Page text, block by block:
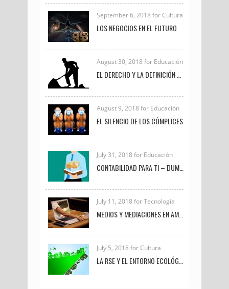
September 6, 2018 for Cultura
LOS NEGOCIOS EN EL FUTURO
August 30, 2018 for Educación
August 9, 2018 for Educación
EL SILENCIO DE LOS CÓMPLICES
July 31, 2018 for Educación
July 11, 2018 for Tecnología
July 5, 2018 for Cultura